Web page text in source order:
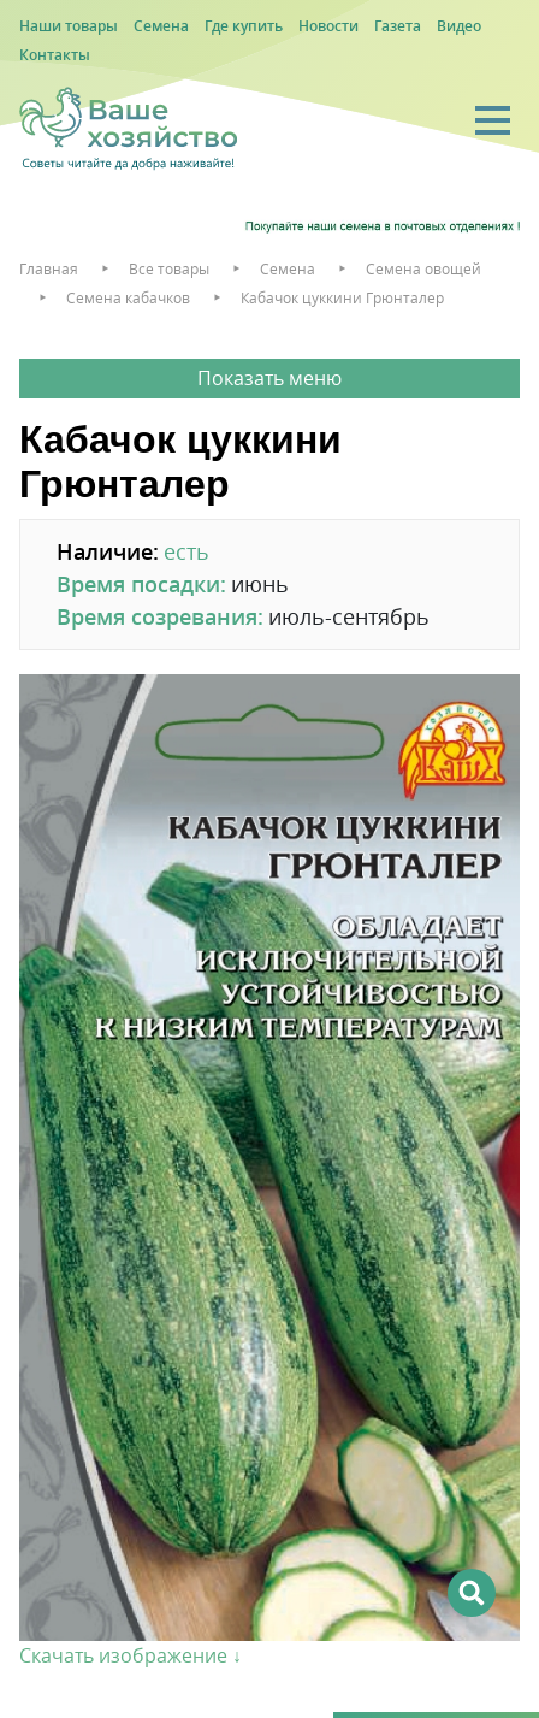
Наши товары Семена Где купить Новости Газета
Видео
Контакты
Главная Все товары Семена
Семена овощей
Семена кабачков
Кабачок цуккини Грюнталер
Кабачок цуккини
Грюнталер
Наличие: есть
Время посадки: июнь
Время созревания: июль-сентябрь
Скачать изображение ↓